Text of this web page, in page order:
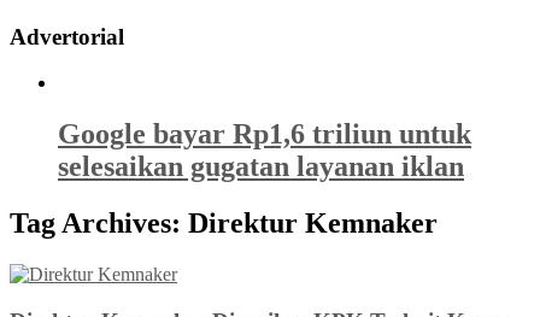
Advertorial
Google bayar Rp1,6 triliun untuk
selesaikan gugatan layanan iklan
Tag Archives: Direktur Kemnaker